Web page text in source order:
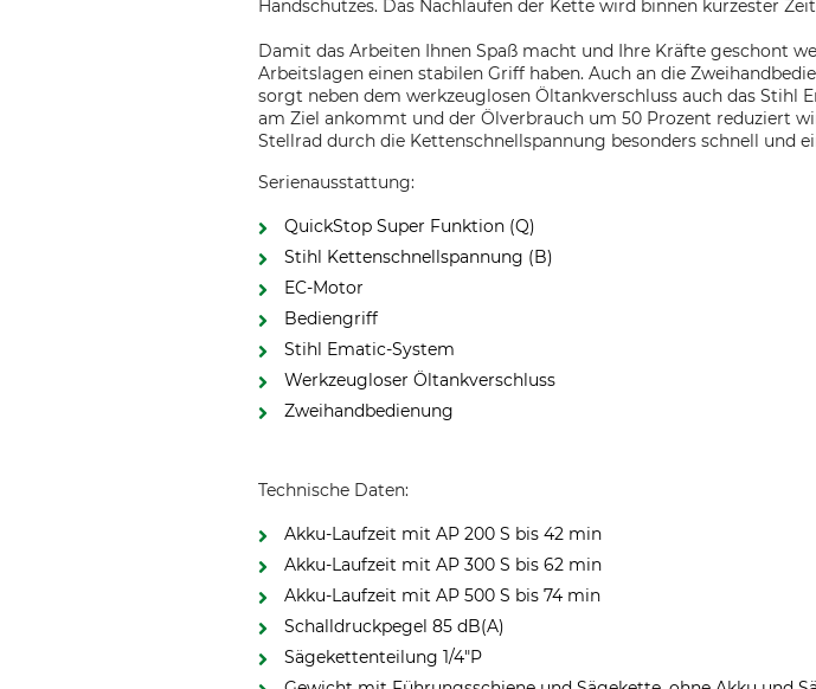
Handschutzes. Das Nachlaufen der Kette wird binnen kürzester
Damit das Arbeiten Ihnen Spaß macht und Ihre Kräfte geschont
Arbeitslagen einen stabilen Griff haben. Auch an die
sorgt neben dem werkzeuglosen Öltankverschluss auch das Stihl
am Ziel ankommt und der Ölverbrauch um 50 Prozent reduziert
Stellrad durch die Kettenschnellspannung besonders schnell und
Serienausstattung:
QuickStop Super Funktion (Q)
Stihl Kettenschnellspannung (B)
EC-Motor
Bediengriff
Stihl Ematic-System
Werkzeugloser Öltankverschluss
Zweihandbedienung
Technische Daten:
Akku-Laufzeit mit AP 200 S bis 42 min
Akku-Laufzeit mit AP 300 S bis 62 min
Akku-Laufzeit mit AP 500 S bis 74 min
Schalldruckpegel 85 dB(A)
Sägekettenteilung 1/4"P